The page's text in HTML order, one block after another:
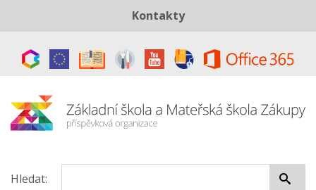
Kontakty
Datová schránka:ye8cp64
Hledat: